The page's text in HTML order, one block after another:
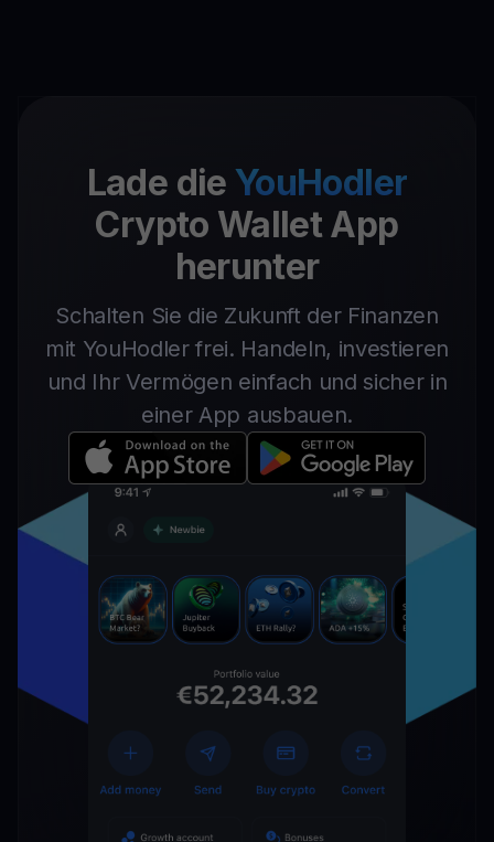
Lade die YouHodler
Crypto Wallet App
herunter
Schalten Sie die Zukunft der Finanzen
mit YouHodler frei. Handeln, investieren
und Ihr Vermögen einfach und sicher in
einer App ausbauen.